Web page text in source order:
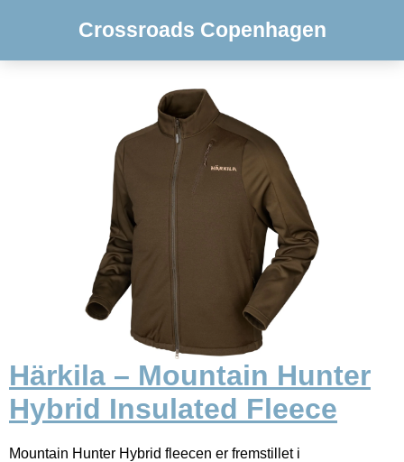
Crossroads Copenhagen
Härkila – Mountain Hunter
Hybrid Insulated Fleece
Mountain Hunter Hybrid fleecen er fremstillet i